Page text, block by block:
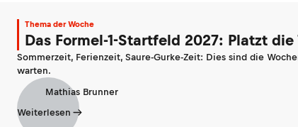
Thema der Woche
Das Formel-1-Startfeld 2027: Platzt
Sommerzeit, Ferienzeit, Saure-Gurke-Zeit: Dies sind die
warten.
Mathias Brunner
Weiterlesen